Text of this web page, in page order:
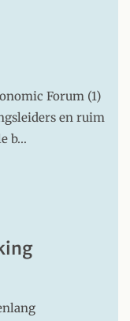
Forum (1)
en ruim
b…